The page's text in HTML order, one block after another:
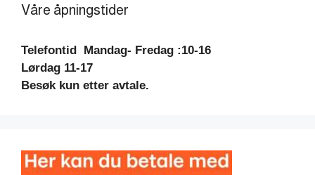
Våre åpningstider
Telefontid
Mandag- Fredag :10-16
Lørdag 11-17
Besøk kun etter avtale.